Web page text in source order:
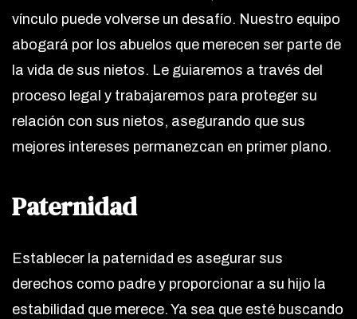
vínculo puede volverse un desafío. Nuestro equipo
abogará por los abuelos que merecen ser parte de
la vida de sus nietos. Le guiaremos a través del
proceso legal y trabajaremos para proteger su
relación con sus nietos, asegurando que sus
mejores intereses permanezcan en primer plano.
Paternidad
Establecer la paternidad es asegurar sus
derechos como padre y proporcionar a su hijo la
estabilidad que merece. Ya sea que esté buscando